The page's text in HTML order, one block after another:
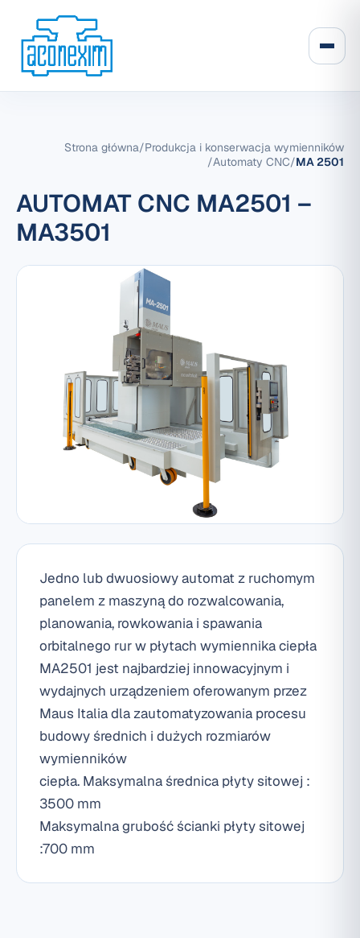
Strona główna/Produkcja i konserwacja wymienników
/Automaty CNC/MA 2501
AUTOMAT CNC MA2501 –
MA3501
Jedno lub dwuosiowy automat z ruchomym
panelem z maszyną do rozwalcowania,
planowania, rowkowania i spawania
orbitalnego rur w płytach wymiennika ciepła
MA2501 jest najbardziej innowacyjnym i
wydajnych urządzeniem oferowanym przez
Maus Italia dla zautomatyzowania procesu
budowy średnich i dużych rozmiarów
wymienników
ciepła. Maksymalna średnica płyty sitowej :
3500 mm
Maksymalna grubość ścianki płyty sitowej
:700 mm